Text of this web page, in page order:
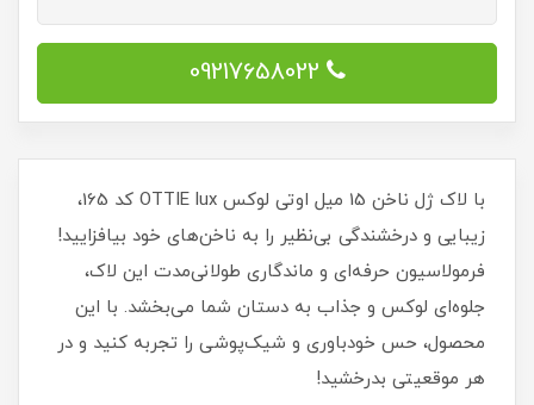
09217658022
با لاک ژل ناخن 15 میل اوتی لوکس OTTIE lux کد 165،
زیبایی و درخشندگی بی‌نظیر را به ناخن‌های خود بیافزایید!
فرمولاسیون حرفه‌ای و ماندگاری طولانی‌مدت این لاک،
جلوه‌ای لوکس و جذاب به دستان شما می‌بخشد. با این
محصول، حس خودباوری و شیک‌پوشی را تجربه کنید و در
هر موقعیتی بدرخشید!